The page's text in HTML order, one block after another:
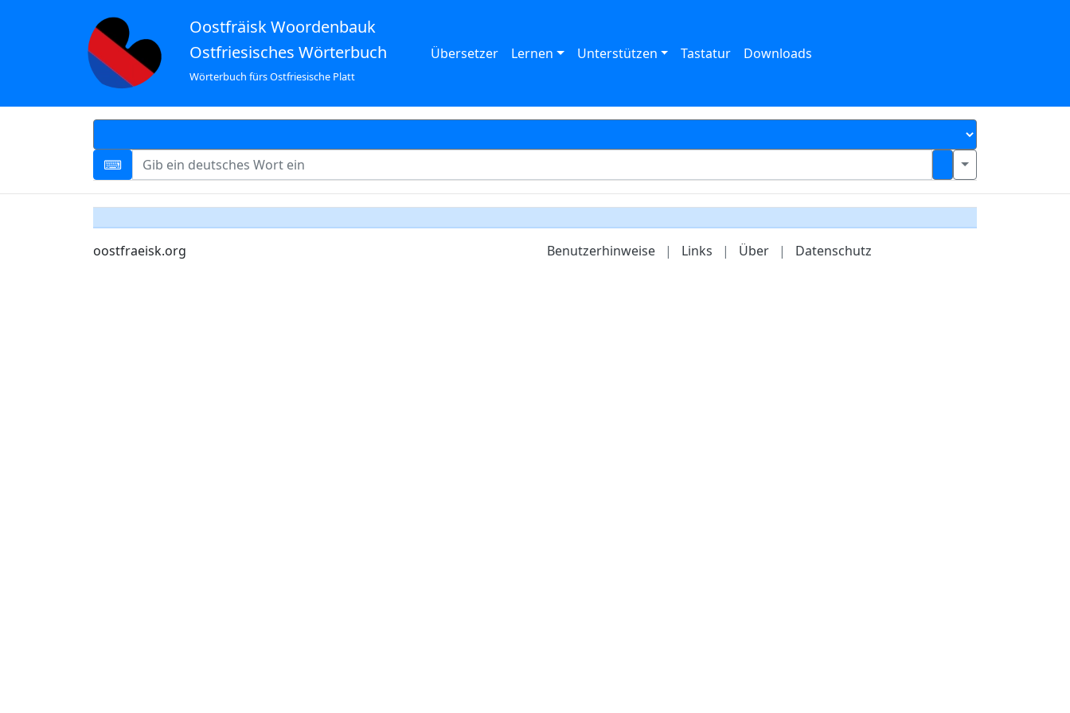
Oostfräisk Woordenbauk
Ostfriesisches Wörterbuch
Wörterbuch fürs Ostfriesische Platt
Übersetzer Lernen Unterstützen Tastatur Downloads
oostfraeisk.org Benutzerhinweise | Links | Über | Datenschutz